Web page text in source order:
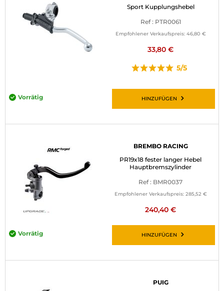
Sport Kupplungshebel
Ref : PTR0061
Empfohlener Verkaufspreis: 46,80 €
33,80 €
5/5
Vorrätig HINZUFÜGEN
BREMBO RACING
PR19x18 fester langer Hebel
Hauptbremszylinder
Ref : BMR0037
Empfohlener Verkaufspreis: 285,52 €
240,40 €
Vorrätig HINZUFÜGEN
PUIG